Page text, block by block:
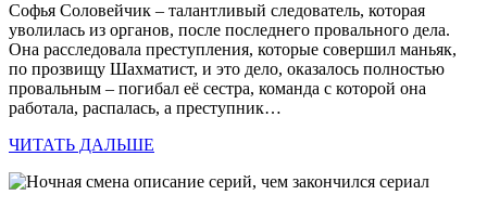
Софья Соловейчик – талантливый следователь, которая
уволилась из органов, после последнего провального дела.
Она расследовала преступления, которые совершил маньяк,
по прозвищу Шахматист, и это дело, оказалось полностью
провальным – погибал её сестра, команда с которой она
работала, распалась, а преступник…
ЧИТАТЬ ДАЛЬШЕ